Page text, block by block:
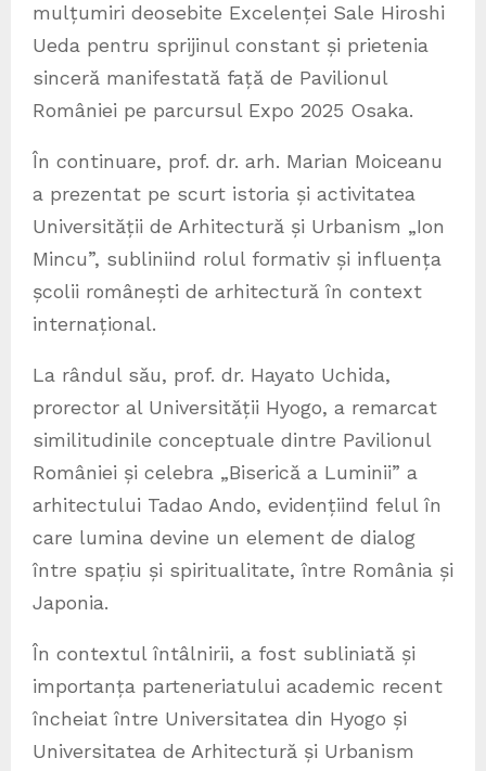
mulțumiri deosebite Excelenței Sale Hiroshi
Ueda pentru sprijinul constant și prietenia
sinceră manifestată față de Pavilionul
României pe parcursul Expo 2025 Osaka.
În continuare, prof. dr. arh. Marian Moiceanu
a prezentat pe scurt istoria și activitatea
Universității de Arhitectură și Urbanism „Ion
Mincu”, subliniind rolul formativ și influența
școlii românești de arhitectură în context
internațional.
La rândul său, prof. dr. Hayato Uchida,
prorector al Universității Hyogo, a remarcat
similitudinile conceptuale dintre Pavilionul
României și celebra „Biserică a Luminii” a
arhitectului Tadao Ando, evidențiind felul în
care lumina devine un element de dialog
între spațiu și spiritualitate, între România și
Japonia.
În contextul întâlnirii, a fost subliniată și
importanța parteneriatului academic recent
încheiat între Universitatea din Hyogo și
Universitatea de Arhitectură și Urbanism